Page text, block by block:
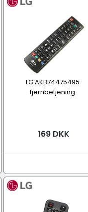
LG AKB74475495
fjernbetjening
169 DKK